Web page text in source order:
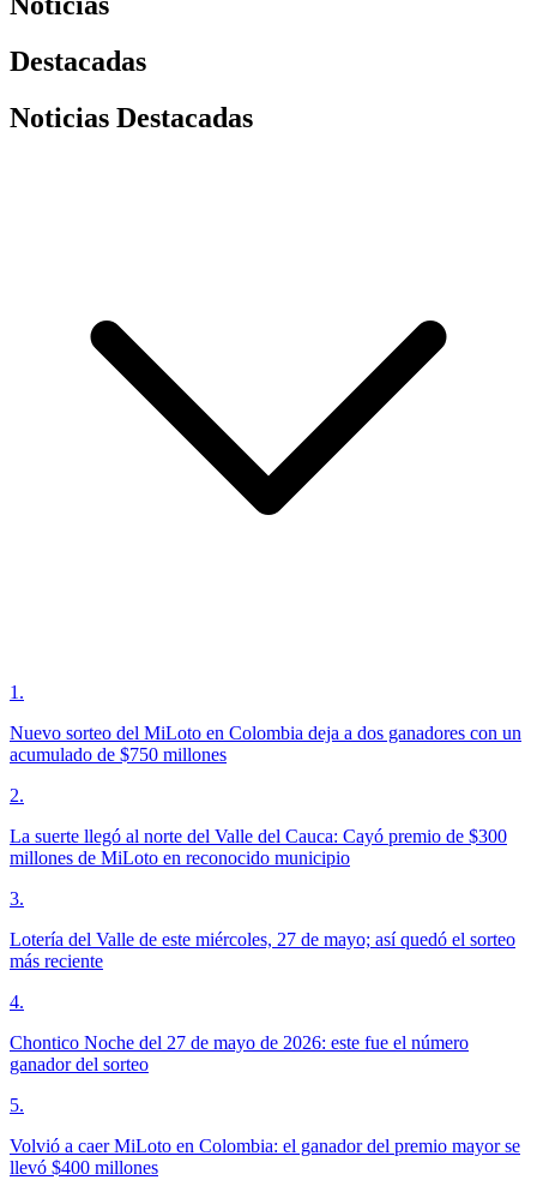
Destacadas
Noticias Destacadas
1 .
Nuevo sorteo del MiLoto en Colombia deja a dos ganadores con un
acumulado de $750 millones
2.
La suerte llegó al norte del Valle del Cauca: Cayó premio de $300
millones de MiLoto en reconocido municipio
3.
Lotería del Valle de este miércoles, 27 de mayo; así quedó el sorteo
más reciente
4.
Chontico Noche del 27 de mayo de 2026: este fue el número
ganador del sorteo
5.
Volvió a caer MiLoto en Colombia: el ganador del premio mayor se
llevó $400 millones